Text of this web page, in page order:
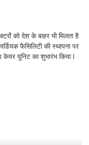
को देश के बाहर भी मिलता है
फैसिलिटी की स्थापना पर
केयर यूनिट का शुभारंभ किया l